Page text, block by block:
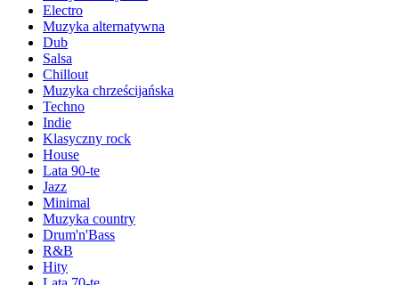
Electro
Muzyka alternatywna
Dub
Salsa
Chillout
Muzyka chrześcijańska
Techno
Indie
Klasyczny rock
House
Lata 90-te
Jazz
Minimal
Muzyka country
Drum'n'Bass
R&B
Hity